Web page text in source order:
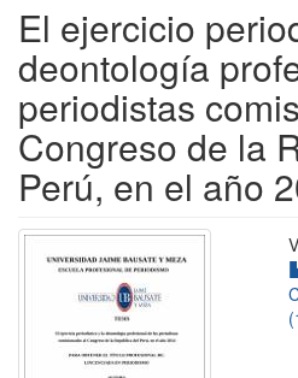
El ejercicio
deontología
periodistas
Congreso de la
Perú, en el año